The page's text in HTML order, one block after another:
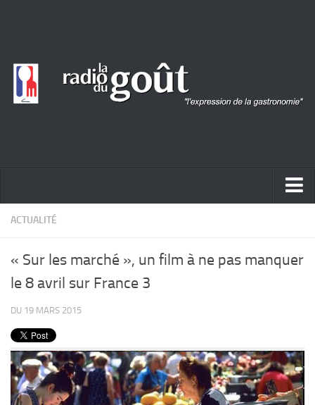
ACTUALITÉ
Entrées
Plats
ACTUALITÉ
« Sur les marché », un film à ne pas manquer
le 8 avril sur France 3
DU 19 MARS 2015